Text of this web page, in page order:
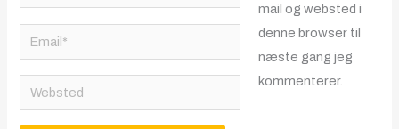
Email*
Websted
mail og websted i
denne browser til
næste gang jeg
kommenterer.